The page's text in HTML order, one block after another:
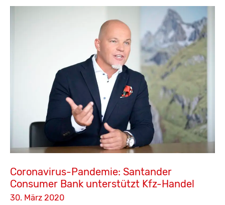
Coronavirus-Pandemie: Santander
Consumer Bank unterstützt Kfz-Handel
30. März 2020